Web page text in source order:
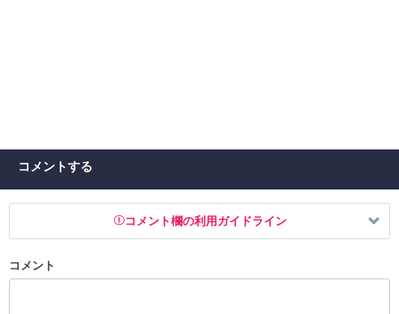
コメントする
コメント欄の利用ガイドライン
以下の書き込みを禁止とし、場合によってはコメント削除や書き込み制
コメント